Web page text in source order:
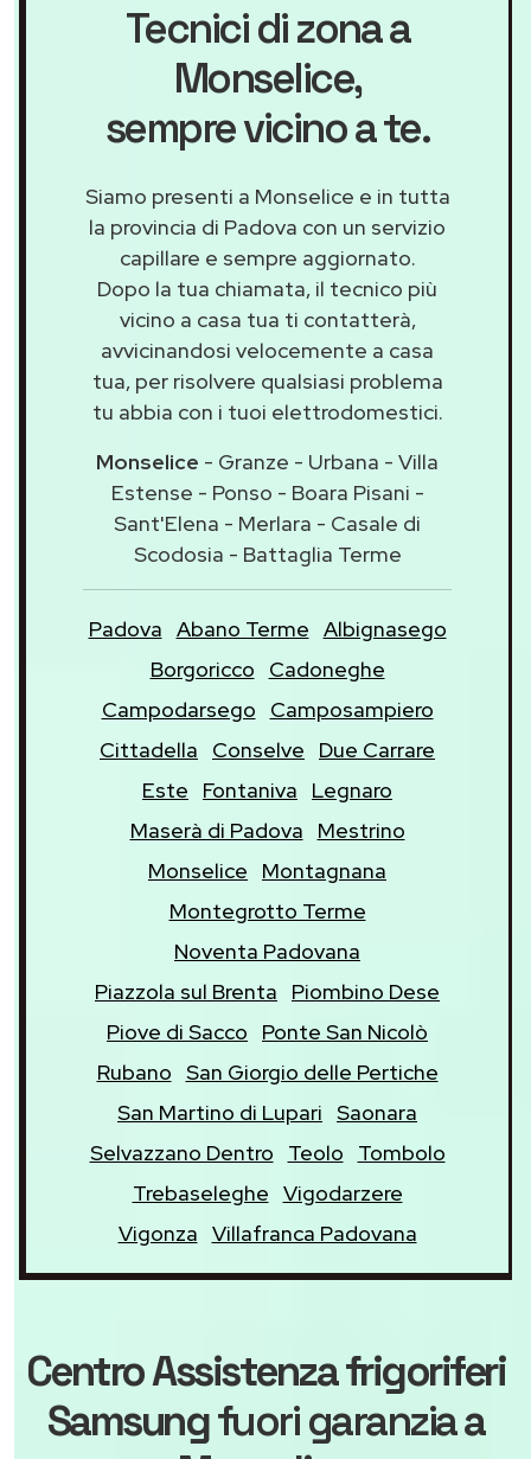
Tecnici di zona a
Monselice,
sempre vicino a te.
Siamo presenti a Monselice e in tutta
la provincia di Padova con un servizio
capillare e sempre aggiornato.
Dopo la tua chiamata, il tecnico più
vicino a casa tua ti contatterà,
avvicinandosi velocemente a casa
tua, per risolvere qualsiasi problema
tu abbia con i tuoi elettrodomestici.
Monselice - Granze - Urbana - Villa
Estense - Ponso - Boara Pisani -
Sant'Elena - Merlara - Casale di
Scodosia - Battaglia Terme
Padova Abano Terme Albignasego
Borgoricco
Cadoneghe
Campodarsego
Camposampiero
Cittadella
Conselve
Due Carrare
Este
Fontaniva
Legnaro
Maserà di Padova
Mestrino
Monselice
Montagnana
Montegrotto Terme
Noventa Padovana
Piazzola sul Brenta
Piombino Dese
Piove di Sacco
Ponte San Nicolò
Rubano San Giorgio delle Pertiche
San Martino di Lupari Saonara
Selvazzano Dentro
Teolo
Tombolo
Trebaseleghe Vigodarzere
Vigonza Villafranca Padovana
Centro Assistenza frigoriferi
Samsungfuori garanziaa